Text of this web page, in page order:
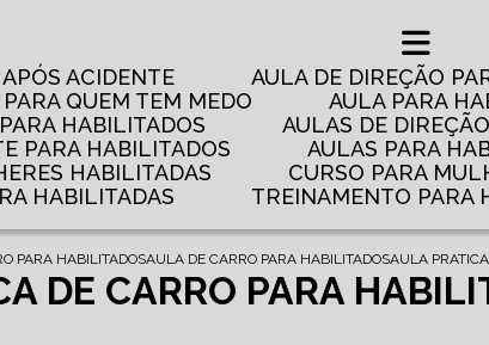
APÓS ACIDENTE
AULA DE DIREÇÃO
PARA QUEM TEM MEDO
AULA PARA
HABILITADOS
AULAS DE
PARA HABILITADOS
AULAS PARA
HABILITADAS
CURSO PARA
HABILITADAS
TREINAMENTO PARA
PARA HABILITADOSAULA DE CARRO PARA HABILITADOSAULA
DE CARRO PARA